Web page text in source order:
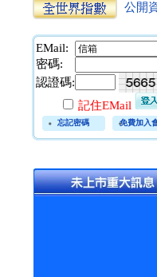
公開
EMail:
密碼:
認證碼:
記住EMail
忘記密碼 免費加入